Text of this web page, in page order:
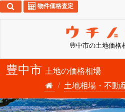
豊中市の土地価格
物件価格査定
豊中市 土地の価格相場
土地相場・不動